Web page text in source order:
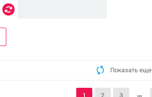
Показать еще
1 2 3